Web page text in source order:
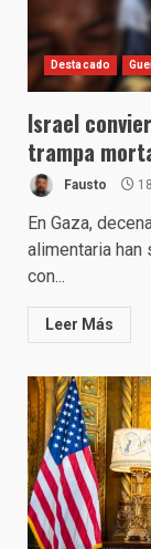
Destacado
Israel
trampa
Fausto
En Gaza,
alimentaria
con...
Leer Más